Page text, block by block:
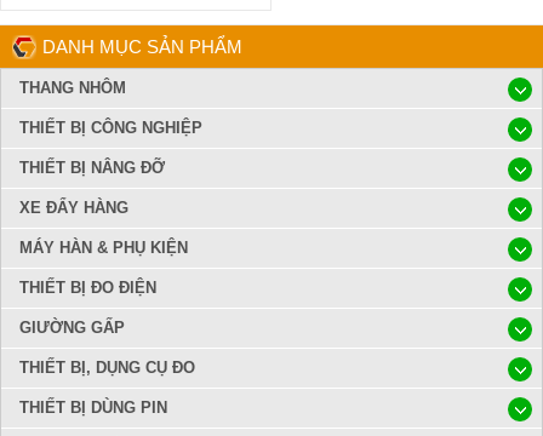
DANH MỤC SẢN PHẨM
THANG NHÔM
THIẾT BỊ CÔNG NGHIỆP
THIẾT BỊ NÂNG ĐỠ
XE ĐẨY HÀNG
MÁY HÀN & PHỤ KIỆN
THIẾT BỊ ĐO ĐIỆN
GIƯỜNG GẤP
THIẾT BỊ, DỤNG CỤ ĐO
THIẾT BỊ DÙNG PIN